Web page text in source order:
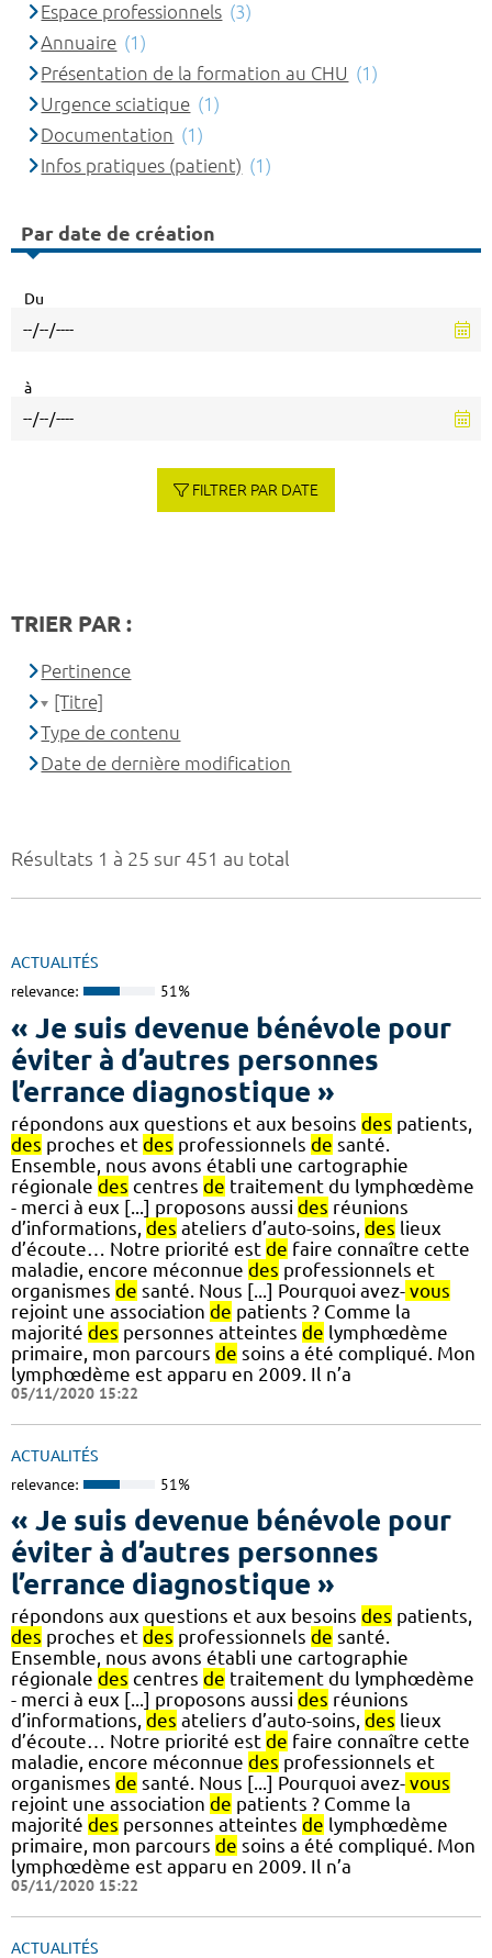
Résultats 1 à 25 sur 451 au total
ACTUALITÉS
relevance: 51%
« Je suis devenue bénévole pour
éviter à d’autres personnes
l’errance diagnostique »
répondons aux questions et aux besoins des patients,
des proches et des professionnels de santé.
Ensemble, nous avons établi une cartographie
régionale des centres de traitement du lymphœdème
- merci à eux [...] proposons aussi des réunions
d’informations, des ateliers d’auto-soins, des lieux
d’écoute… Notre priorité est de faire connaître cette
maladie, encore méconnue des professionnels et
organismes de santé. Nous [...] Pourquoi avez- vous
rejoint une association de patients ? Comme la
majorité des personnes atteintes de lymphœdème
primaire, mon parcours de soins a été compliqué. Mon
lymphœdème est apparu en 2009. Il n’a
05/11/2020 15:22
ACTUALITÉS
relevance: 51%
« Je suis devenue bénévole pour
éviter à d’autres personnes
l’errance diagnostique »
répondons aux questions et aux besoins des patients,
des proches et des professionnels de santé.
Ensemble, nous avons établi une cartographie
régionale des centres de traitement du lymphœdème
- merci à eux [...] proposons aussi des réunions
d’informations, des ateliers d’auto-soins, des lieux
d’écoute… Notre priorité est de faire connaître cette
maladie, encore méconnue des professionnels et
organismes de santé. Nous [...] Pourquoi avez- vous
rejoint une association de patients ? Comme la
majorité des personnes atteintes de lymphœdème
primaire, mon parcours de soins a été compliqué. Mon
lymphœdème est apparu en 2009. Il n’a
05/11/2020 15:22
ACTUALITÉS
Espace professionnels (3)
Annuaire (1)
Présentation de la formation au CHU (1)
Urgence sciatique (1)
Documentation (1)
Infos pratiques (patient) (1)
Par date de création
Du
à
FILTRER PAR DATE
TRIER PAR :
Pertinence
[Titre]
Type de contenu
Date de dernière modification